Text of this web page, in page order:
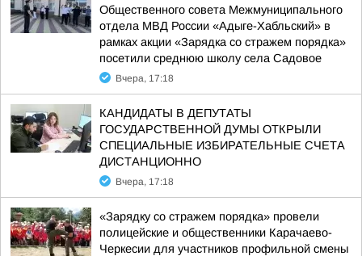
Общественного совета Межмуниципального
отдела МВД России «Адыге-Хабльский» в
рамках акции «Зарядка со стражем порядка»
посетили среднюю школу села Садовое
Вчера, 17:18
КАНДИДАТЫ В ДЕПУТАТЫ
ГОСУДАРСТВЕННОЙ ДУМЫ ОТКРЫЛИ
СПЕЦИАЛЬНЫЕ ИЗБИРАТЕЛЬНЫЕ СЧЕТА
ДИСТАНЦИОННО
Вчера, 17:18
«Зарядку со стражем порядка» провели
полицейские и общественники Карачаево-
Черкесии для участников профильной смены